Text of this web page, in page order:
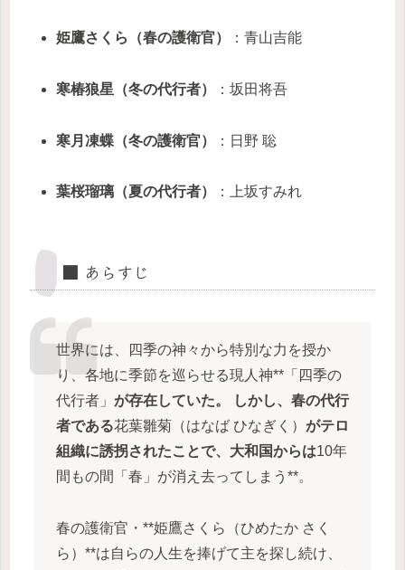
姫鷹さくら（春の護衛官） ：青山吉能
寒椿狼星（冬の代行者） ：坂田将吾
寒月凍蝶（冬の護衛官） ：日野 聡
葉桜瑠璃（夏の代行者） ：上坂すみれ
■ あらすじ
世界には、四季の神々から特別な力を授か
り、各地に季節を巡らせる現人神**「四季の
代行者」 が存在していた。 しかし、春の代行
者である花葉雛菊（はなば ひなぎく） がテロ
組織に誘拐されたことで、大和国からは10年
間もの間「春」が消え去ってしまう**。
春の護衛官・**姫鷹さくら（ひめたか さく
ら）**は自らの人生を捧げて主を探し続け、